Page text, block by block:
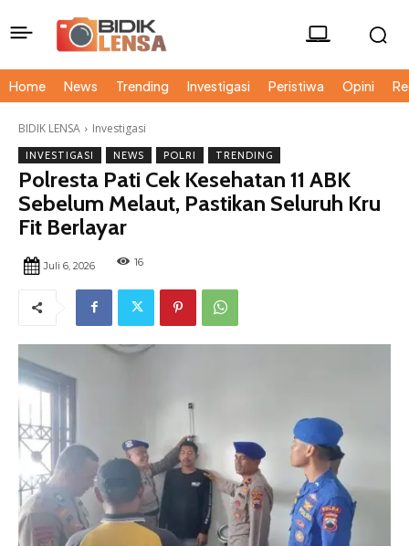
Home News Trending Investigasi Peristiwa Opini
BIDIK LENSA Investigasi
INVESTIGASI NEWS POLRI TRENDING
Polresta Pati Cek Kesehatan 11 ABK
Sebelum Melaut, Pastikan Seluruh Kru
Fit Berlayar
Juli 6, 2026 16